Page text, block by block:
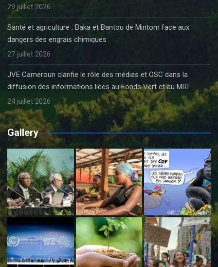
29 juillet 2026
Santé et agriculture : Baka et Bantou de Mintom face aux
dangers des engrais chimiques
27 juillet 2026
JVE Cameroun clarifie le rôle des médias et OSC dans la
diffusion des informations liées au Fonds Vert et au MRI
24 juillet 2026
Gallery